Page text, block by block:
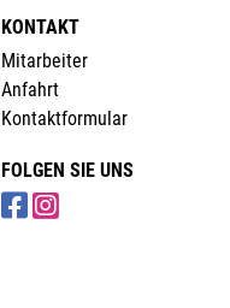
KONTAKT
Mitarbeiter
Anfahrt
Kontaktformular
FOLGEN SIE UNS